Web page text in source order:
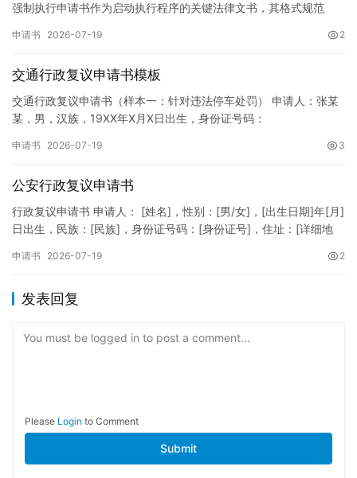
强制执行申请书作为启动执行程序的关键法律文书，其格式规范
纸张与…
申请书 2026-07-19 2
交通行政复议申请书模板
交通行政复议申请书（样本一：针对违法停车处罚） 申请人：张某
某，男，汉族，19XX年X月X日出生，身份证号码：
申请书 2026-07-19 3
公安行政复议申请书
行政复议申请书 申请人： [姓名]，性别：[男/女]，[出生日期]年[月]
日出生，民族：[民族]，身份证号码：[身份证号]，住址：[详细地
申请书 2026-07-19 2
发表回复
You must be logged in to post a comment...
Please Login to Comment
Submit